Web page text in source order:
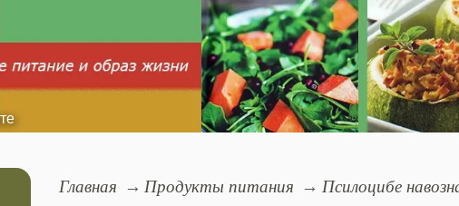
Главная Продукты питания
Псилоцибе